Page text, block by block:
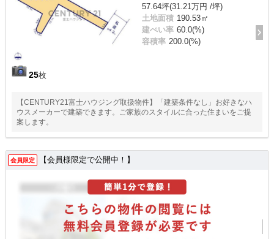
25枚
57.64坪(31.21万円 /坪)
土地面積 190.53㎡
建ぺい率 60.0(%)
容積率 200.0(%)
【CENTURY21富士ハウジング取扱物件】「建築条件なし」お好きなハ
ウスメーカーで建築できます。ご家族のスタイルに合った住まいをご提
案します。
会員限定 【会員様限定で公開中！】